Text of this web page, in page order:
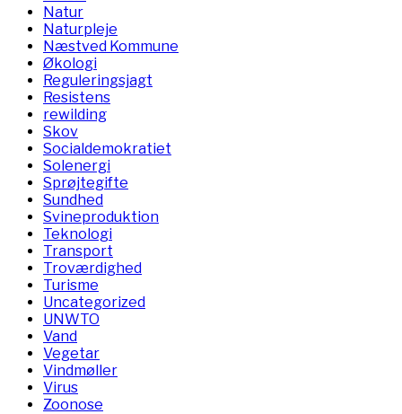
Natur
Naturpleje
Næstved Kommune
Økologi
Reguleringsjagt
Resistens
rewilding
Skov
Socialdemokratiet
Solenergi
Sprøjtegifte
Sundhed
Svineproduktion
Teknologi
Transport
Troværdighed
Turisme
Uncategorized
UNWTO
Vand
Vegetar
Vindmøller
Virus
Zoonose